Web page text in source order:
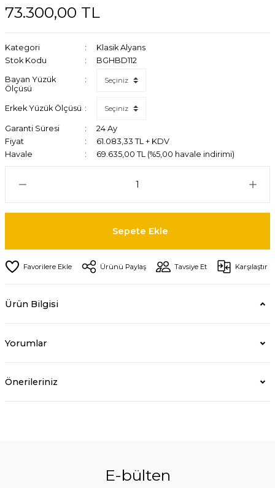
73.300,00 TL
Kategori
Klasik Alyans
Stok Kodu
BGHBD112
Bayan Yüzük
Ölçüsü
Erkek Yüzük Ölçüsü
Garanti Süresi
24 Ay
Fiyat
61.083,33 TL + KDV
Havale
69.635,00 TL (%5,00 havale indirimi)
Sepete Ekle
Ürünü Paylaş Tavsiye Et Karşılaştır
Ürün Bilgisi
Yorumlar
Önerileriniz
E-bülten